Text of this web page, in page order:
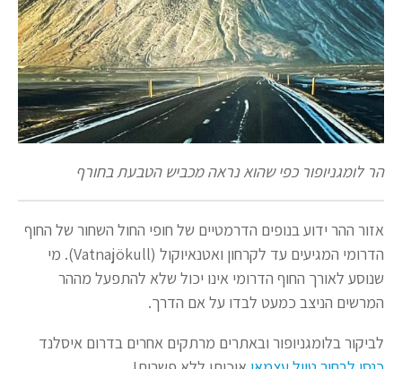
הר לומגניופור כפי שהוא נראה מכביש הטבעת בחורף
אזור ההר ידוע בנופים הדרמטיים של חופי החול השחור של החוף
הדרומי המגיעים עד לקרחון ואטנאיוקול (Vatnajökull). מי
שנוסע לאורך החוף הדרומי אינו יכול שלא להתפעל מההר
המרשים הניצב כמעט לבדו על אם הדרך.
לביקור בלומגניופור ובאתרים מרתקים אחרים בדרום איסלנד